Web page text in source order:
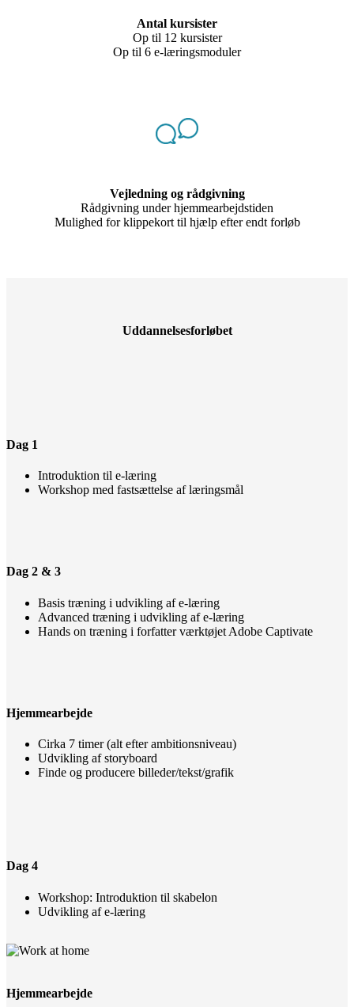
Antal kursister
Op til 12 kursister
Op til 6 e-læringsmoduler
Vejledning og rådgivning
Rådgivning under hjemmearbejdstiden
Mulighed for klippekort til hjælp efter endt forløb
Uddannelsesforløbet
Dag 1
Introduktion til e-læring
Workshop med fastsættelse af læringsmål
Dag 2 & 3
Basis træning i udvikling af e-læring
Advanced træning i udvikling af e-læring
Hands on træning i forfatter værktøjet Adobe Captivate
Hjemmearbejde
Cirka 7 timer (alt efter ambitionsniveau)
Udvikling af storyboard
Finde og producere billeder/tekst/grafik
Dag 4
Workshop: Introduktion til skabelon
Udvikling af e-læring
Hjemmearbejde